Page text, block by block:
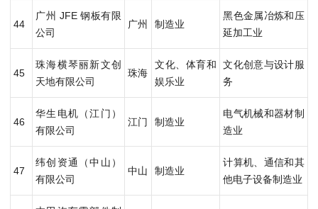
44
广州 JFE 钢板有限
公司
广州 制造业
黑色金属冶炼和压
延加工业
45
珠海横琴丽新文创
天地有限公司
珠海
文化、体育和
娱乐业
文化创意与设计服
务
46
华生电机（江门）
有限公司
江门 制造业
电气机械和器材制
造业
47
纬创资通（中山）
有限公司
中山 制造业
计算机、通信和其
他电子设备制造业